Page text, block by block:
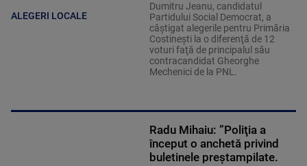
ALEGERI LOCALE
Dumitru Jeanu, candidatul
Partidului Social Democrat, a
câştigat alegerile pentru Primăria
Costineşti la o diferenţă de 12
voturi faţă de principalul său
contracandidat Gheorghe
Mechenici de la PNL.
Radu Mihaiu: ”Poliţia a
început o anchetă privind
buletinele preştampilate.